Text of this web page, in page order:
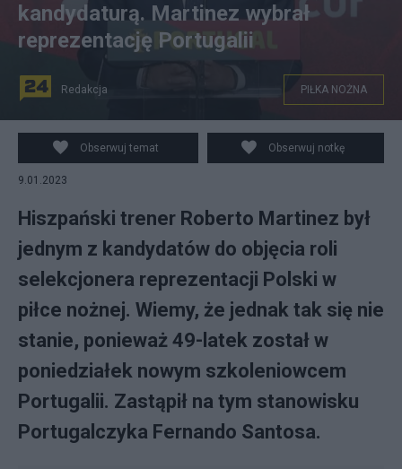
Roberto Martinez selekcjonerem reprezentacji
Portugalii. Źródło: Screen z Twittera
kandydaturą. Martinez wybrał
reprezentację Portugalii
Redakcja PIŁKA NOŻNA
Obserwuj temat Obserwuj notkę
9.01.2023
Hiszpański trener Roberto Martinez był
jednym z kandydatów do objęcia roli
selekcjonera reprezentacji Polski w
piłce nożnej. Wiemy, że jednak tak się nie
stanie, ponieważ 49-latek został w
poniedziałek nowym szkoleniowcem
Portugalii. Zastąpił na tym stanowisku
Portugalczyka Fernando Santosa.